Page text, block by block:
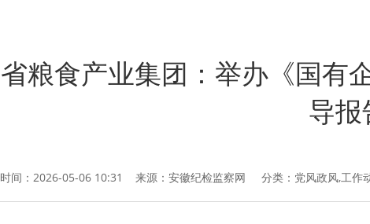
省粮食产业集团：举办《国有
导报
时间：2026-05-06 10:31 来源： 安徽纪检监察网 分类：党风政风,工